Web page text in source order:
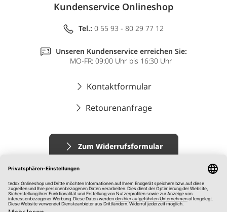
Kundenservice Onlineshop
Tel.: 0 55 93 - 80 29 77 12
Unseren Kundenservice erreichen Sie:
MO-FR: 09:00 Uhr bis 16:30 Uhr
Kontaktformular
Retourenanfrage
Zum Widerrufsformular
Impressum
AGB